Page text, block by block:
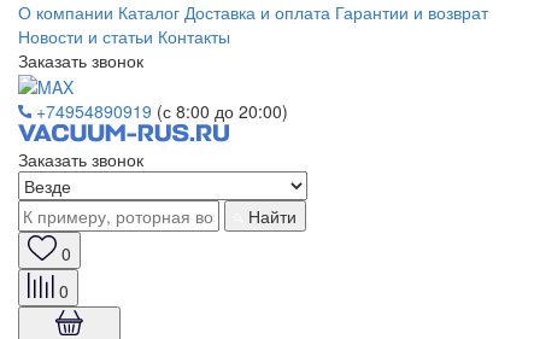
О компании Каталог Доставка и оплата Гарантии и возврат
Новости и статьи Контакты
Заказать звонок
+74954890919 (с 8:00 до 20:00)
Заказать звонок
Найти
0
0